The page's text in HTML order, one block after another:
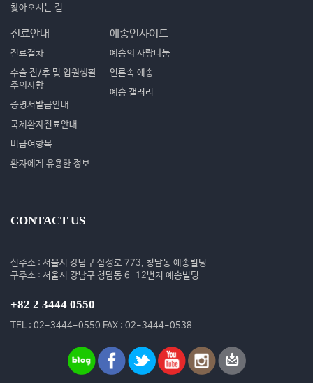
찾아오시는 길
진료안내
진료절차
수술 전/후 및 입원생활
주의사항
증명서발급안내
국제환자진료안내
비급여항목
환자에게 유용한 정보
예송인사이드
예송의 사랑나눔
언론속 예송
예송 갤러리
CONTACT US
신주소 : 서울시 강남구 삼성로 773, 청담동 예송빌딩
구주소 : 서울시 강남구 청담동 6-12번지 예송빌딩
+82 2 3444 0550
TEL : 02-3444-0550 FAX : 02-3444-0538